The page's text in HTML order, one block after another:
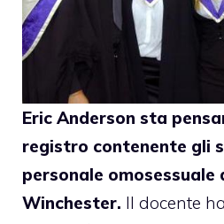
Eric Anderson sta
registro contenente gli
personale omosessuale
Winchester. Il docente